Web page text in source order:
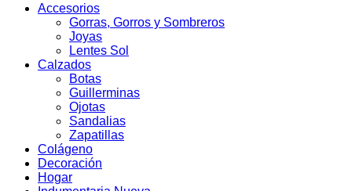
Accesorios
Gorras, Gorros y Sombreros
Joyas
Lentes Sol
Calzados
Botas
Guillerminas
Ojotas
Sandalias
Zapatillas
Colágeno
Decoración
Hogar